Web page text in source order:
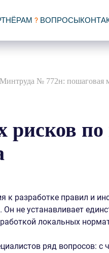
ВОПРОСЫ
№ 772н: пошаговая
рисков
разработке правил и
не устанавливает
локальных
ряд вопросов: с